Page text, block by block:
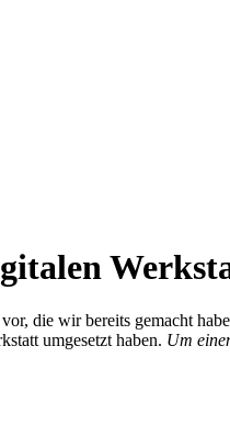
die wir bereits gemacht
umgesetzt haben. Um